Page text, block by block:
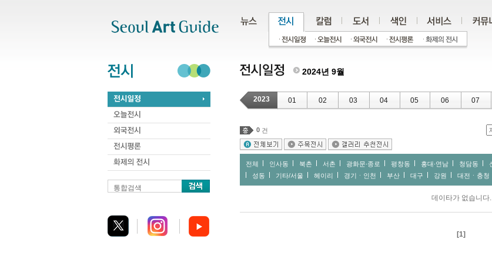
통합검색
2024년 9월
2023 01 02 03 04 05 06 07
0 건
전체 인사동 북촌 서촌 광화문∙종로 평창동 홍대∙연남 청담동
성동
기타/서울 헤이리 경기ㆍ인천 부산 대구 강원 대전ㆍ충청
데이타가 없습니다.
[1]